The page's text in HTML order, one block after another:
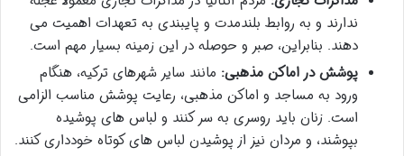
ندارند و به روابط بلندمدت و پایبندی به تعهدات اهمیت می
دهند. بنابراین، صبر و حوصله در این زمینه بسیار مهم است.
پوشش در اماکن مذهبی: مانند سایر شهرهای ترکیه، هنگام
ورود به مساجد و اماکن مذهبی، رعایت پوشش مناسب الزامی
است. زنان باید روسری به سر کنند و لباس های پوشیده
بپوشند، و مردان نیز از پوشیدن لباس های کوتاه خودداری کنند.